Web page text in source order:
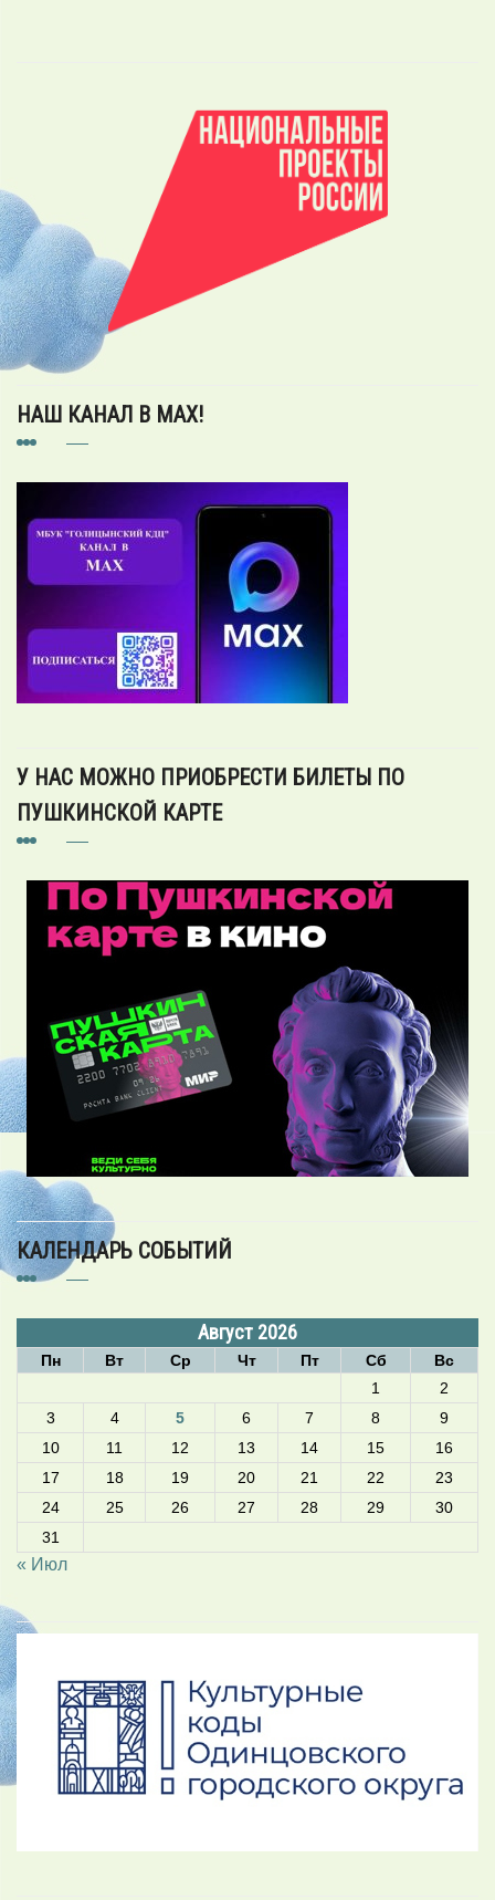
НАШ КАНАЛ В MAX!
У НАС МОЖНО ПРИОБРЕСТИ БИЛЕТЫ ПО
ПУШКИНСКОЙ КАРТЕ
КАЛЕНДАРЬ СОБЫТИЙ
Август 2026
Пн Вт Ср Чт Пт Сб
Вс
1
2
3
4 5 6 7 8
9
10
11 12 13 14 15
16
17
18 19 20 21 22
23
24
25 26 27 28 29
30
31
« Июл